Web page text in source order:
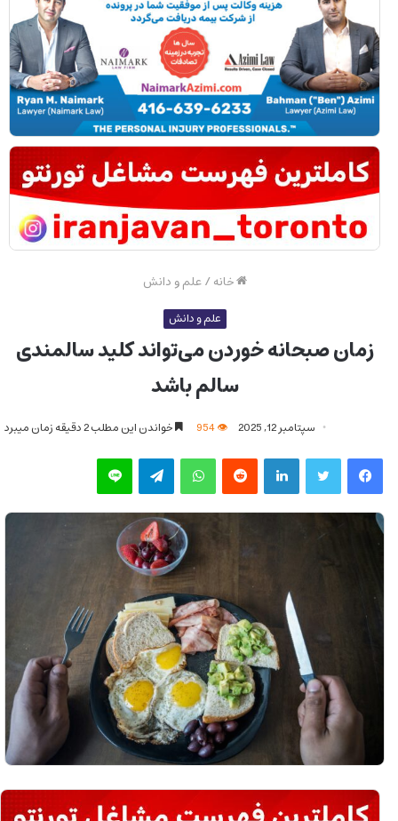
خانه/علم و دانش
علم و دانش
زمان صبحانه خوردن می‌تواند کلید سالمندی
سالم باشد
سپتامبر 12, 2025 خواندن این مطلب 2 دقیقه زمان میبرد
فیس بوک توییتر لینکدین‫رددیت واتس آپ تلگرام لاین